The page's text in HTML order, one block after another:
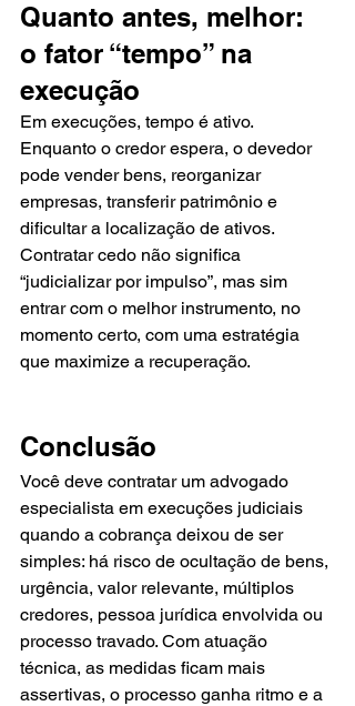
Quanto antes, melhor:
o fator “tempo” na
execução
Em execuções, tempo é ativo.
Enquanto o credor espera, o devedor
pode vender bens, reorganizar
empresas, transferir patrimônio e
dificultar a localização de ativos.
Contratar cedo não significa
“judicializar por impulso”, mas sim
entrar com o melhor instrumento, no
momento certo, com uma estratégia
que maximize a recuperação.
Conclusão
Você deve contratar um advogado
especialista em execuções judiciais
quando a cobrança deixou de ser
simples: há risco de ocultação de bens,
urgência, valor relevante, múltiplos
credores, pessoa jurídica envolvida ou
processo travado. Com atuação
técnica, as medidas ficam mais
assertivas, o processo ganha ritmo e a